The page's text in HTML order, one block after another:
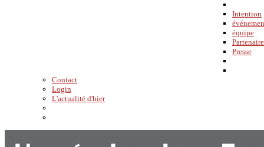
Intention
équipe
Presse
Contact
Login
L'actualité d'hier